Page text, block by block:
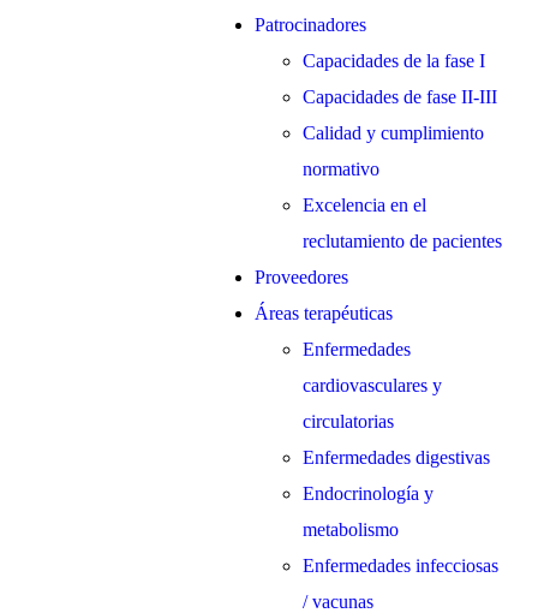
Patrocinadores
Capacidades de la fase I
Capacidades de fase II-III
Calidad y cumplimiento
normativo
Excelencia en el
reclutamiento de pacientes
Proveedores
Áreas terapéuticas
Enfermedades
cardiovasculares y
circulatorias
Enfermedades digestivas
Endocrinología y
metabolismo
Enfermedades infecciosas
/ vacunas